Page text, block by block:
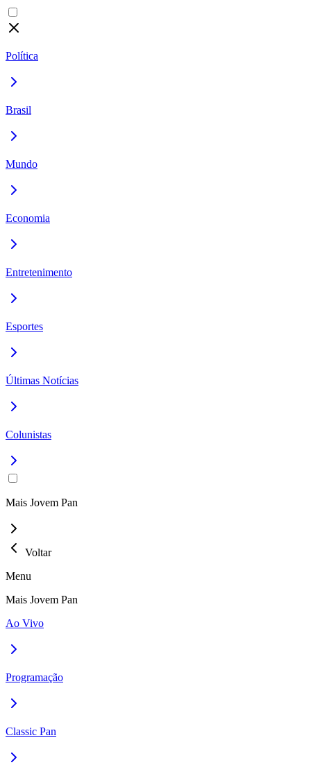
Política
Brasil
Mundo
Economia
Entretenimento
Esportes
Últimas Notícias
Colunistas
Mais Jovem Pan
Voltar
Menu
Mais Jovem Pan
Ao Vivo
Programação
Classic Pan